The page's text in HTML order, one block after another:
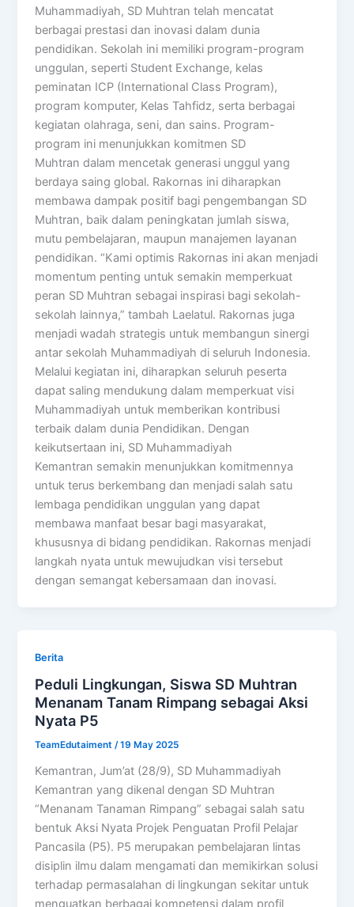
Muhammadiyah, SD Muhtran telah mencatat
berbagai prestasi dan inovasi dalam dunia
pendidikan. Sekolah ini memiliki program-program
unggulan, seperti Student Exchange, kelas
peminatan ICP (International Class Program),
program komputer, Kelas Tahfidz, serta berbagai
kegiatan olahraga, seni, dan sains. Program-
program ini menunjukkan komitmen SD
Muhtran dalam mencetak generasi unggul yang
berdaya saing global. Rakornas ini diharapkan
membawa dampak positif bagi pengembangan SD
Muhtran, baik dalam peningkatan jumlah siswa,
mutu pembelajaran, maupun manajemen layanan
pendidikan. “Kami optimis Rakornas ini akan menjadi
momentum penting untuk semakin memperkuat
peran SD Muhtran sebagai inspirasi bagi sekolah-
sekolah lainnya,” tambah Laelatul. Rakornas juga
menjadi wadah strategis untuk membangun sinergi
antar sekolah Muhammadiyah di seluruh Indonesia.
Melalui kegiatan ini, diharapkan seluruh peserta
dapat saling mendukung dalam memperkuat visi
Muhammadiyah untuk memberikan kontribusi
terbaik dalam dunia Pendidikan. Dengan
keikutsertaan ini, SD Muhammadiyah
Kemantran semakin menunjukkan komitmennya
untuk terus berkembang dan menjadi salah satu
lembaga pendidikan unggulan yang dapat
membawa manfaat besar bagi masyarakat,
khususnya di bidang pendidikan. Rakornas menjadi
langkah nyata untuk mewujudkan visi tersebut
dengan semangat kebersamaan dan inovasi.
Berita
Peduli Lingkungan, Siswa SD Muhtran
Menanam Tanam Rimpang sebagai Aksi
Nyata P5
TeamEdutaiment/19 May 2025
Kemantran, Jum’at (28/9), SD Muhammadiyah
Kemantran yang dikenal dengan SD Muhtran
“Menanam Tanaman Rimpang” sebagai salah satu
bentuk Aksi Nyata Projek Penguatan Profil Pelajar
Pancasila (P5). P5 merupakan pembelajaran lintas
disiplin ilmu dalam mengamati dan memikirkan solusi
terhadap permasalahan di lingkungan sekitar untuk
menguatkan berbagai kompetensi dalam profil